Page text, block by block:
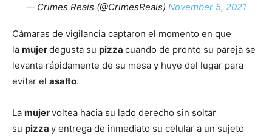
— Crimes Reais (@CrimesReais) November 5, 2021
Cámaras de vigilancia captaron el momento en que
la mujerdegusta su pizza cuando de pronto su pareja se
levanta rápidamente de su mesa y huye del lugar para
evitar el asalto.
La mujervoltea hacia su lado derecho sin soltar
su pizza y entrega de inmediato su celular a un sujeto